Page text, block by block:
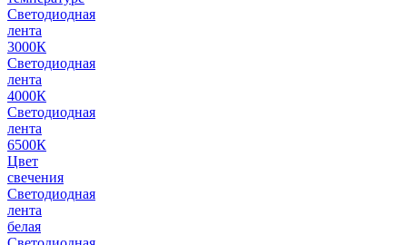
Светодиодная
лента
3000К
Светодиодная
лента
4000К
Светодиодная
лента
6500К
Цвет
свечения
Светодиодная
лента
белая